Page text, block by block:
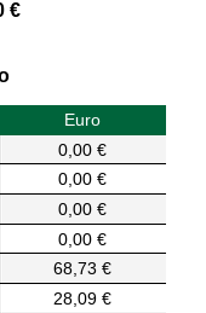
€
Euro
0,00 €
0,00 €
0,00 €
0,00 €
68,73 €
28,09 €